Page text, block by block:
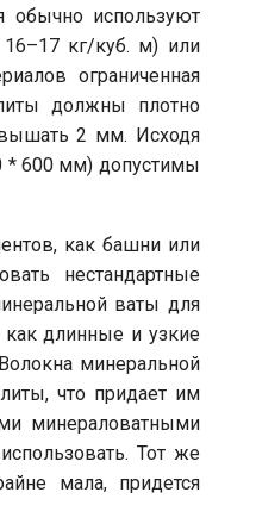
обычно используют
кг/куб. м) или
ограниченная
должны плотно
2 мм. Исходя
* 600 мм) допустимы
как башни или
нестандартные
ваты для
длинные и узкие
минеральной
что придает им
минераловатными
Тот же
мала, придется